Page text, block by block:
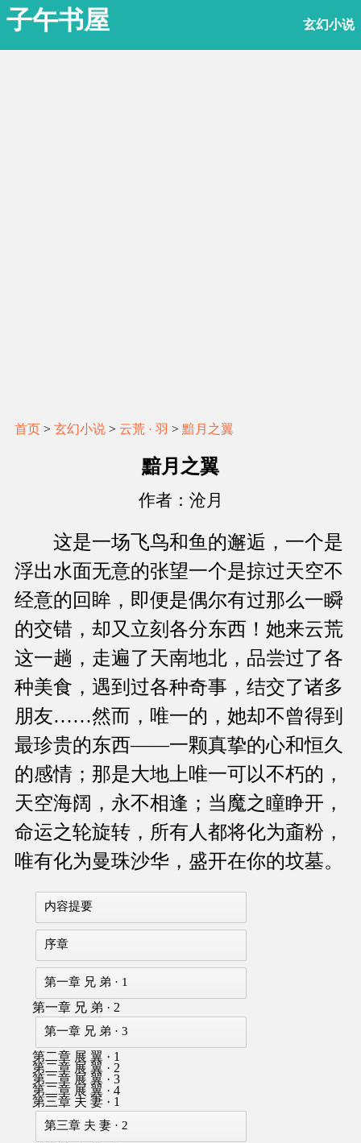
子午书屋 玄幻小说
首页 > 玄幻小说 > 云荒 · 羽 > 黯月之翼
黯月之翼
作者：沧月
这是一场飞鸟和鱼的邂逅，一个是
浮出水面无意的张望一个是掠过天空不
经意的回眸，即便是偶尔有过那么一瞬
的交错，却又立刻各分东西！她来云荒
这一趟，走遍了天南地北，品尝过了各
种美食，遇到过各种奇事，结交了诸多
朋友……然而，唯一的，她却不曾得到
最珍贵的东西——一颗真挚的心和恒久
的感情；那是大地上唯一可以不朽的，
天空海阔，永不相逢；当魔之瞳睁开，
命运之轮旋转，所有人都将化为齑粉，
唯有化为曼珠沙华，盛开在你的坟墓。
内容提要
序章
第一章 兄 弟 · 1
第一章 兄 弟 · 2
第一章 兄 弟 · 3
第二章 展 翼 · 1
第二章 展 翼 · 2
第二章 展 翼 · 3
第二章 展 翼 · 4
第三章 夫 妻 · 1
第三章 夫 妻 · 2